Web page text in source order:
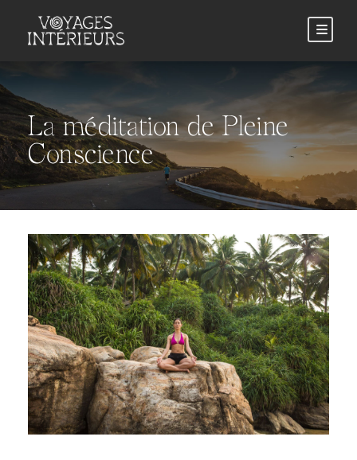
La méditation de Pleine
Conscience